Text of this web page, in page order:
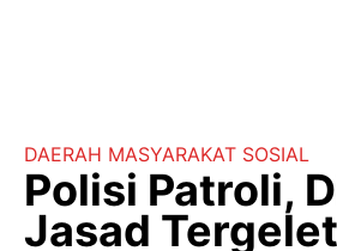
DAERAH MASYARAKAT SOSIAL
Polisi Patroli,
Jasad